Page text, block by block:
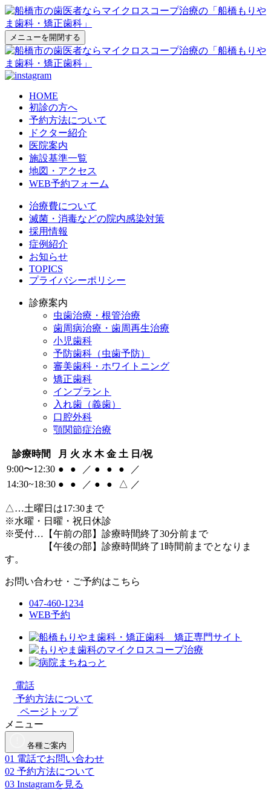
メニューを開閉する
HOME
初診の方へ
予約方法について
ドクター紹介
医院案内
施設基準一覧
地図・アクセス
WEB予約フォーム
治療費について
滅菌・消毒などの院内感染対策
採用情報
症例紹介
お知らせ
TOPICS
プライバシーポリシー
診療案内
虫歯治療・根管治療
歯周病治療・歯周再生治療
小児歯科
予防歯科（虫歯予防）
審美歯科・ホワイトニング
矯正歯科
インプラント
入れ歯（義歯）
口腔外科
顎関節症治療
診療時間 月 火 水 木 金 土 日/祝
9:00〜12:30 ● ● ／ ● ● ●
／
14:30~18:30 ● ● ／ ● ● △ ／
△…土曜日は17:30まで
※水曜・日曜・祝日休診
※受付…【午前の部】診療時間終了30分前まで
【午後の部】診療時間終了1時間前までとなりま
す。
お問い合わせ・ご予約はこちら
047-460-1234
WEB予約
電話
予約方法について
ページトップ
メニュー
各種ご案内
01 電話でお問い合わせ
02 予約方法について
03 Instagramを見る